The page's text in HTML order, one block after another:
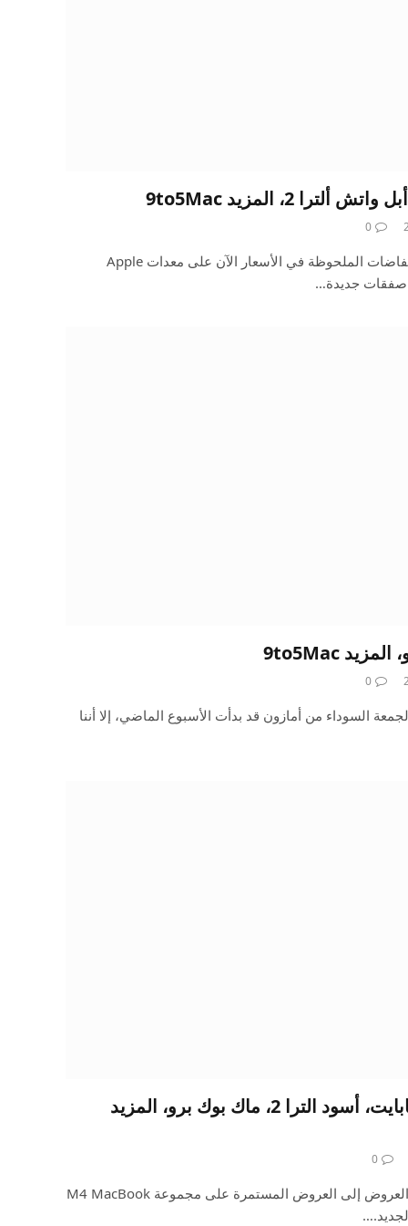
0
لقد قمنا بالفعل بتجميع جميع الانخفاضات الملحوظة في الأسعار الآن على معدات Apple
صفقات جديدة…
0
السوداء من أمازون قد بدأت الأسبوع الماضي، إلا أننا
ماك بوك إير سعة 16 جيجابايت، أسود الترا 2، ماك بوك برو، المزيد
0
تنضم نسختك الصباحية من أفضل العروض إلى العروض المستمرة على مجموعة M4 MacBook